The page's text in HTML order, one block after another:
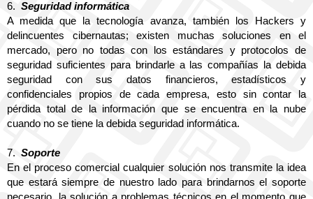
6. Seguridad informática
A medida que la tecnología avanza, también los Hackers y
delincuentes cibernautas; existen muchas soluciones en el
mercado, pero no todas con los estándares y protocolos de
seguridad suficientes para brindarle a las compañías la debida
seguridad con sus datos financieros, estadísticos y
confidenciales propios de cada empresa, esto sin contar la
pérdida total de la información que se encuentra en la nube
cuando no se tiene la debida seguridad informática.
7. Soporte
En el proceso comercial cualquier solución nos transmite la idea
que estará siempre de nuestro lado para brindarnos el soporte